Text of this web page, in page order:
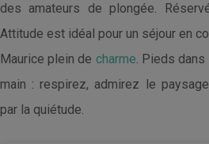
des amateurs de plongée.
Attitude est idéal pour un séjour en
Maurice plein de charme. Pieds
main : respirez, admirez le
par la quiétude.